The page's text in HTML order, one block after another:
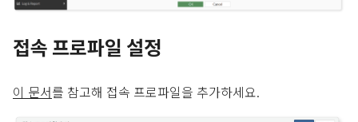
접속 프로파일 설정
이 문서를 참고해 접속 프로파일을 추가하세요.